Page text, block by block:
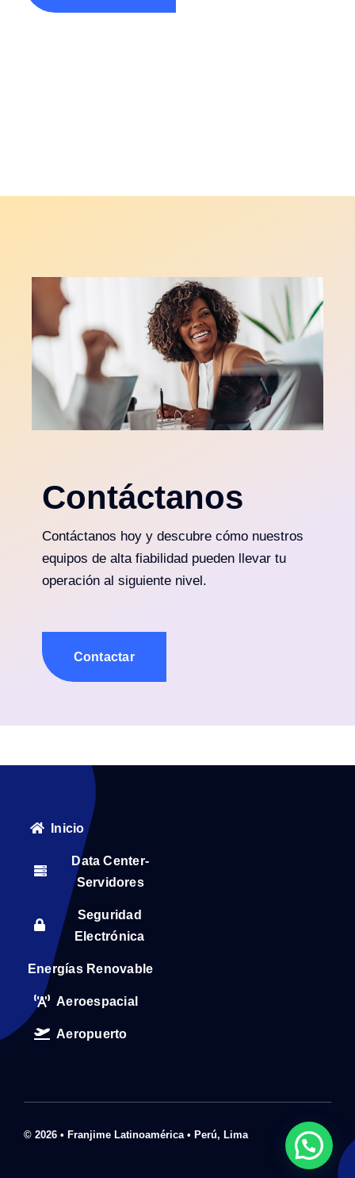
Contáctanos
Contáctanos hoy y descubre cómo nuestros
equipos de alta fiabilidad pueden llevar tu
operación al siguiente nivel.
Contactar
Inicio
Data Center-
Servidores
Seguridad
Electrónica
Energías Renovable
Aeroespacial
Aeropuerto
© 2026 • Franjime Latinoamérica • Perú, Lima